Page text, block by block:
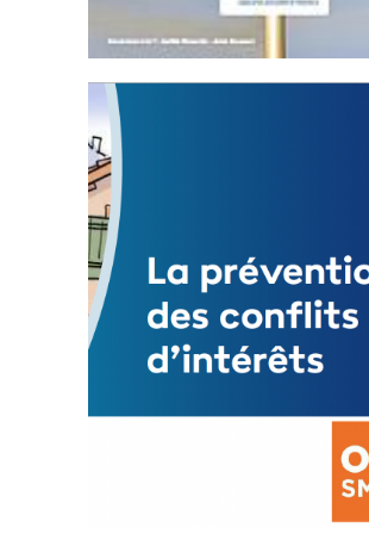
Statut de l’élu local
3 avril 2024
Mise à jour avril 2024
FEUILLETER